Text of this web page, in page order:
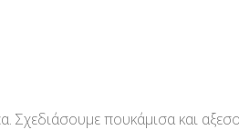
Σχεδιάσουμε πουκάμισα και